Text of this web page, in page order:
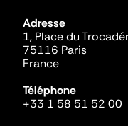
Adresse
1, Place du
75116 Paris
France
Téléphone
+33 1 58 51 52 00